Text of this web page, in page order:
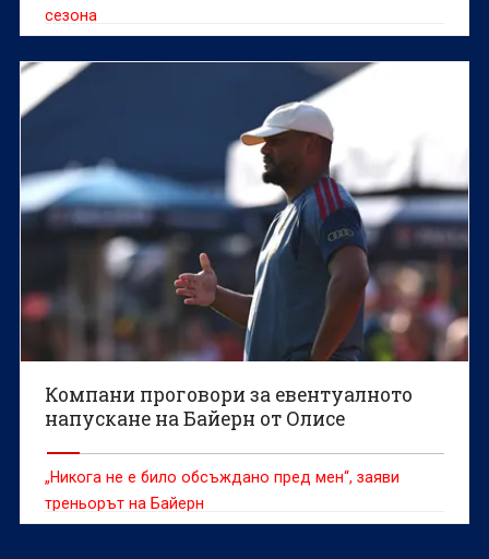
сезона
Компани проговори за евентуалното
напускане на Байерн от Олисе
„Никога не е било обсъждано пред мен“, заяви
треньорът на Байерн